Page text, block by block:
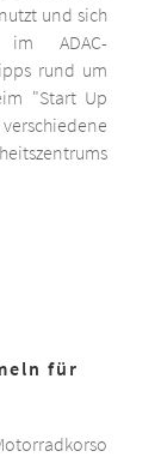
und sich
ADAC-
rund um
"Start Up
für